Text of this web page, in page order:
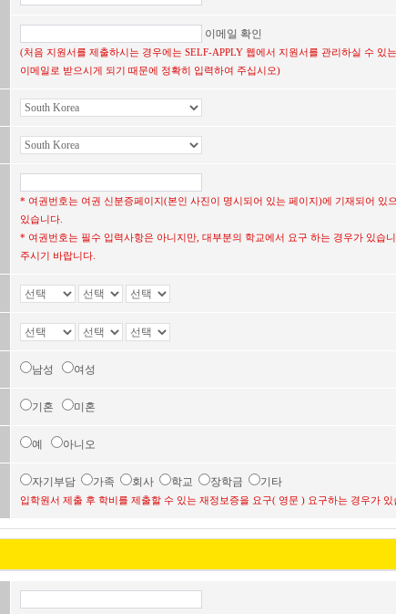
이메일 확인
(처음 지원서를 제출하시는 경우에는 SELF-APPLY 웹에서 지원서를 관리하실 수 있
이메일로 받으시게 되기 때문에 정확히 입력하여 주십시오)
* 여권번호는 여권 신분증페이지(본인 사진이 명시되어 있는 페이지)에 기재되어 있
있습니다.
* 여권번호는 필수 입력사항은 아니지만, 대부분의 학교에서 요구 하는 경우가 있습
주시기 바랍니다.
남성 여성
기혼 미혼
예 아니오
자기부담 가족 회사 학교 장학금 기타
입학원서 제출 후 학비를 제출할 수 있는 재정보증을 요구( 영문 ) 요구하는 경우가 있